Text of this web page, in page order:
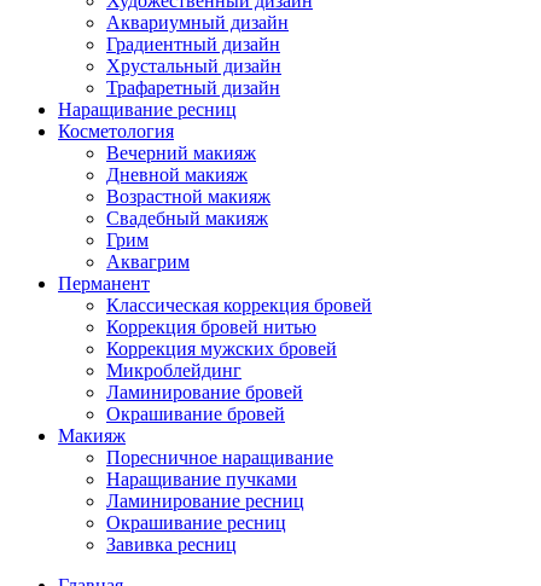
Аквариумный дизайн
Градиентный дизайн
Хрустальный дизайн
Трафаретный дизайн
Наращивание ресниц
Косметология
Вечерний макияж
Дневной макияж
Возрастной макияж
Свадебный макияж
Грим
Аквагрим
Перманент
Классическая коррекция бровей
Коррекция бровей нитью
Коррекция мужских бровей
Микроблейдинг
Ламинирование бровей
Окрашивание бровей
Макияж
Поресничное наращивание
Наращивание пучками
Ламинирование ресниц
Окрашивание ресниц
Завивка ресниц